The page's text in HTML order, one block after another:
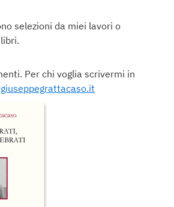
selezioni da miei lavori o
Per chi voglia scrivermi in